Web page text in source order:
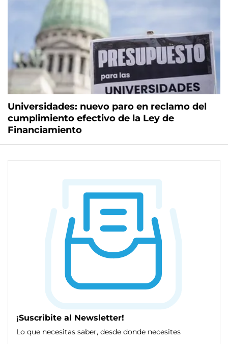
Universidades: nuevo paro en reclamo del
cumplimiento efectivo de la Ley de
Financiamiento
¡Suscribite al Newsletter!
Lo que necesitas saber, desde donde necesites